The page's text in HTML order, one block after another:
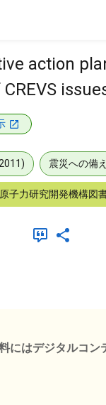
action
震災への備え
子力研究開発機構図
にはデジタルコン